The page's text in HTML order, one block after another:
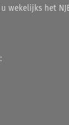
wekelijks het